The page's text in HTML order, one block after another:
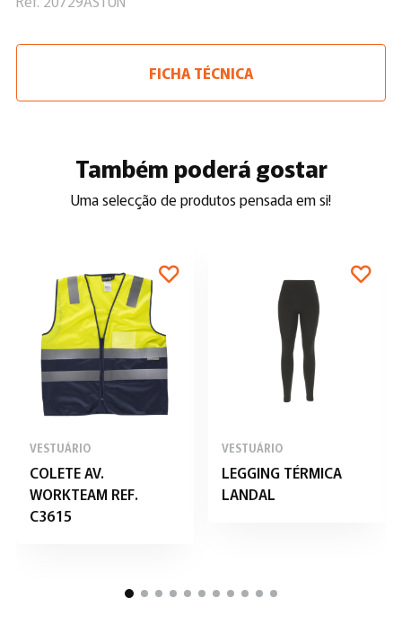
FICHA TÉCNICA
Também poderá gostar
Uma selecção de produtos pensada em si!
VESTUÁRIO
COLETE AV.
WORKTEAM REF.
C3615
VESTUÁRIO
LEGGING TÉRMICA
LANDAL